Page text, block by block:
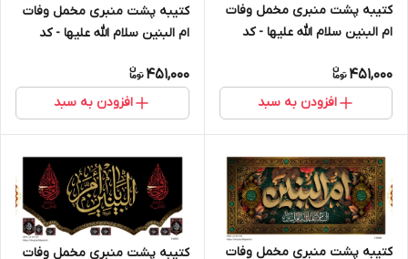
کتیبه پشت منبری مخمل وفات
ام البنین سلام الله علیها - کد
451,000
افزودن به سبد
کتیبه پشت منبری مخمل وفات
ام البنین سلام الله علیها - کد
451,000
افزودن به سبد
کتیبه پشت منبری مخمل وفات
کتیبه پشت منبری مخمل وفات